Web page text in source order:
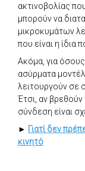
ακτινοβολίας
μπορούν να
μικροκυμάτων
που είναι η ίδια
Ακόμα, για
ασύρματα
λειτουργούν σε
Έτσι, αν βρεθούν
σύνδεση είναι
► Γιατί δεν
κινητό